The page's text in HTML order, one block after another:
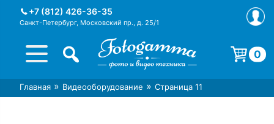
+7 (812) 426-36-35
Санкт-Петербург, Московский пр., д. 25/1
Интернет-магазин фототехники
Магазин фотоаксессуаров foto-
0
Корзина пуста.
Главная » Видеооборудование » Страница 11